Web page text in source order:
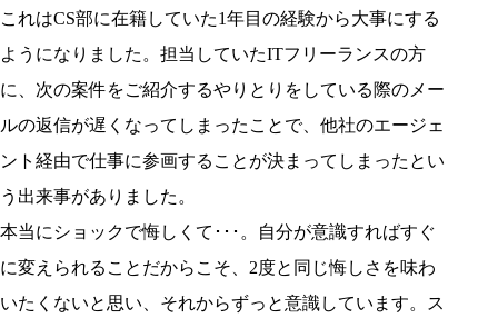
これはCS部に在籍していた1年目の経験から大事にする
ようになりました。担当していたITフリーランスの方
に、次の案件をご紹介するやりとりをしている際のメー
ルの返信が遅くなってしまったことで、他社のエージェ
ント経由で仕事に参画することが決まってしまったとい
う出来事がありました。
本当にショックで悔しくて･･･。自分が意識すればすぐ
に変えられることだからこそ、2度と同じ悔しさを味わ
いたくないと思い、それからずっと意識しています。ス